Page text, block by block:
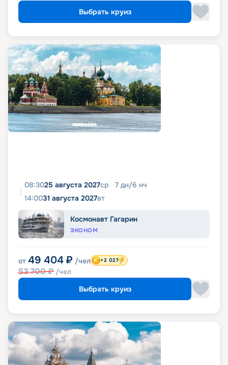
Выбрать круиз
08:3025 августа 2027ср 7 дн/6 нч
14:0031 августа 2027вт
Космонавт Гагарин
ЭКОНОМ
от 49 404 ₽ /чел
53 700₽ /чел
+2 027
Выбрать круиз